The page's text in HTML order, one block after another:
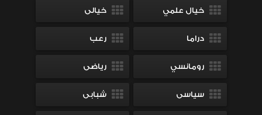
خيال علمي خيالى
دراما رعب
رومانسي رياضى
سياسى شبابى